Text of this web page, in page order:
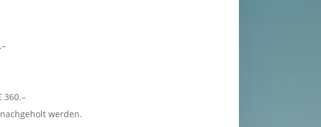
360.–
werden.